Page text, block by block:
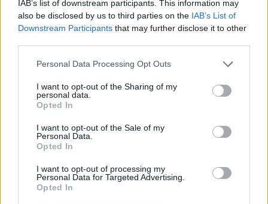
IAB’s list of downstream participants. This information may
also be disclosed by us to third parties on the IAB’s List of
Downstream Participants that may further disclose it to other
Please note that this website/app uses one or more Google
not limited to your visit or usage behaviour. You may click to
grant or deny consent to Google and its third-party tags to
use your data for below specified purposes in below Google
consent section.
Personal Data Processing Opt Outs
I want to opt-out of the Sharing of my
personal data.
Opted In
I want to opt-out of the Sale of my
Personal Data.
Opted In
I want to opt-out of processing my
Personal Data for Targeted Advertising.
Opted In
A RÓMAIAKTÓL AZ AGYAGKATONÁKIG –
KÖZÖNSÉGTALÁLKOZÓ VÁRJA A LÁTOGATÓKAT A
GYŐRI RÓMER MÚZEUMBAN